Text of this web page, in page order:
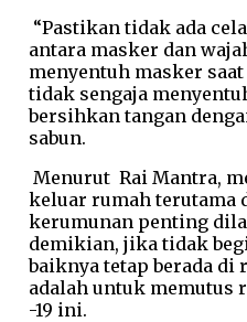
“Pastikan tidak ada
antara masker dan
menyentuh masker
tidak sengaja
bersihkan tangan
sabun.
Menurut Rai Mantra,
keluar rumah terutama
kerumunan penting
demikian, jika tidak
baiknya tetap berada di
adalah untuk memutus
-19 ini.